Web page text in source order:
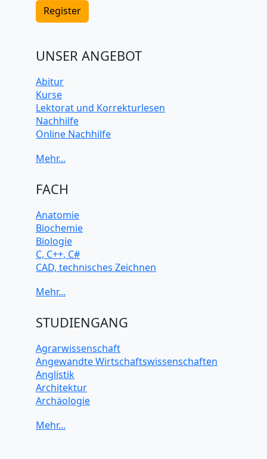
Register
UNSER ANGEBOT
Abitur
Kurse
Lektorat und Korrekturlesen
Nachhilfe
Online Nachhilfe
FACH
Anatomie
Biochemie
Biologie
C, C++, C#
CAD, technisches Zeichnen
Computerarchitektur
Elektrotechnik
Java
JavaScript
Künstliche Intelligenz
Latein
Makroökonomie
Mechanik
STUDIENGANG
Agrarwissenschaft
Angewandte Wirtschaftswissenschaften
Anglistik
Architektur
Archäologie
Biochemie Wissenschaften